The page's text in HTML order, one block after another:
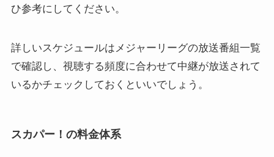
ひ参考にしてください。
詳しいスケジュールはメジャーリーグの放送番組一覧
で確認し、視聴する頻度に合わせて中継が放送されて
いるかチェックしておくといいでしょう。
スカパー！の料金体系